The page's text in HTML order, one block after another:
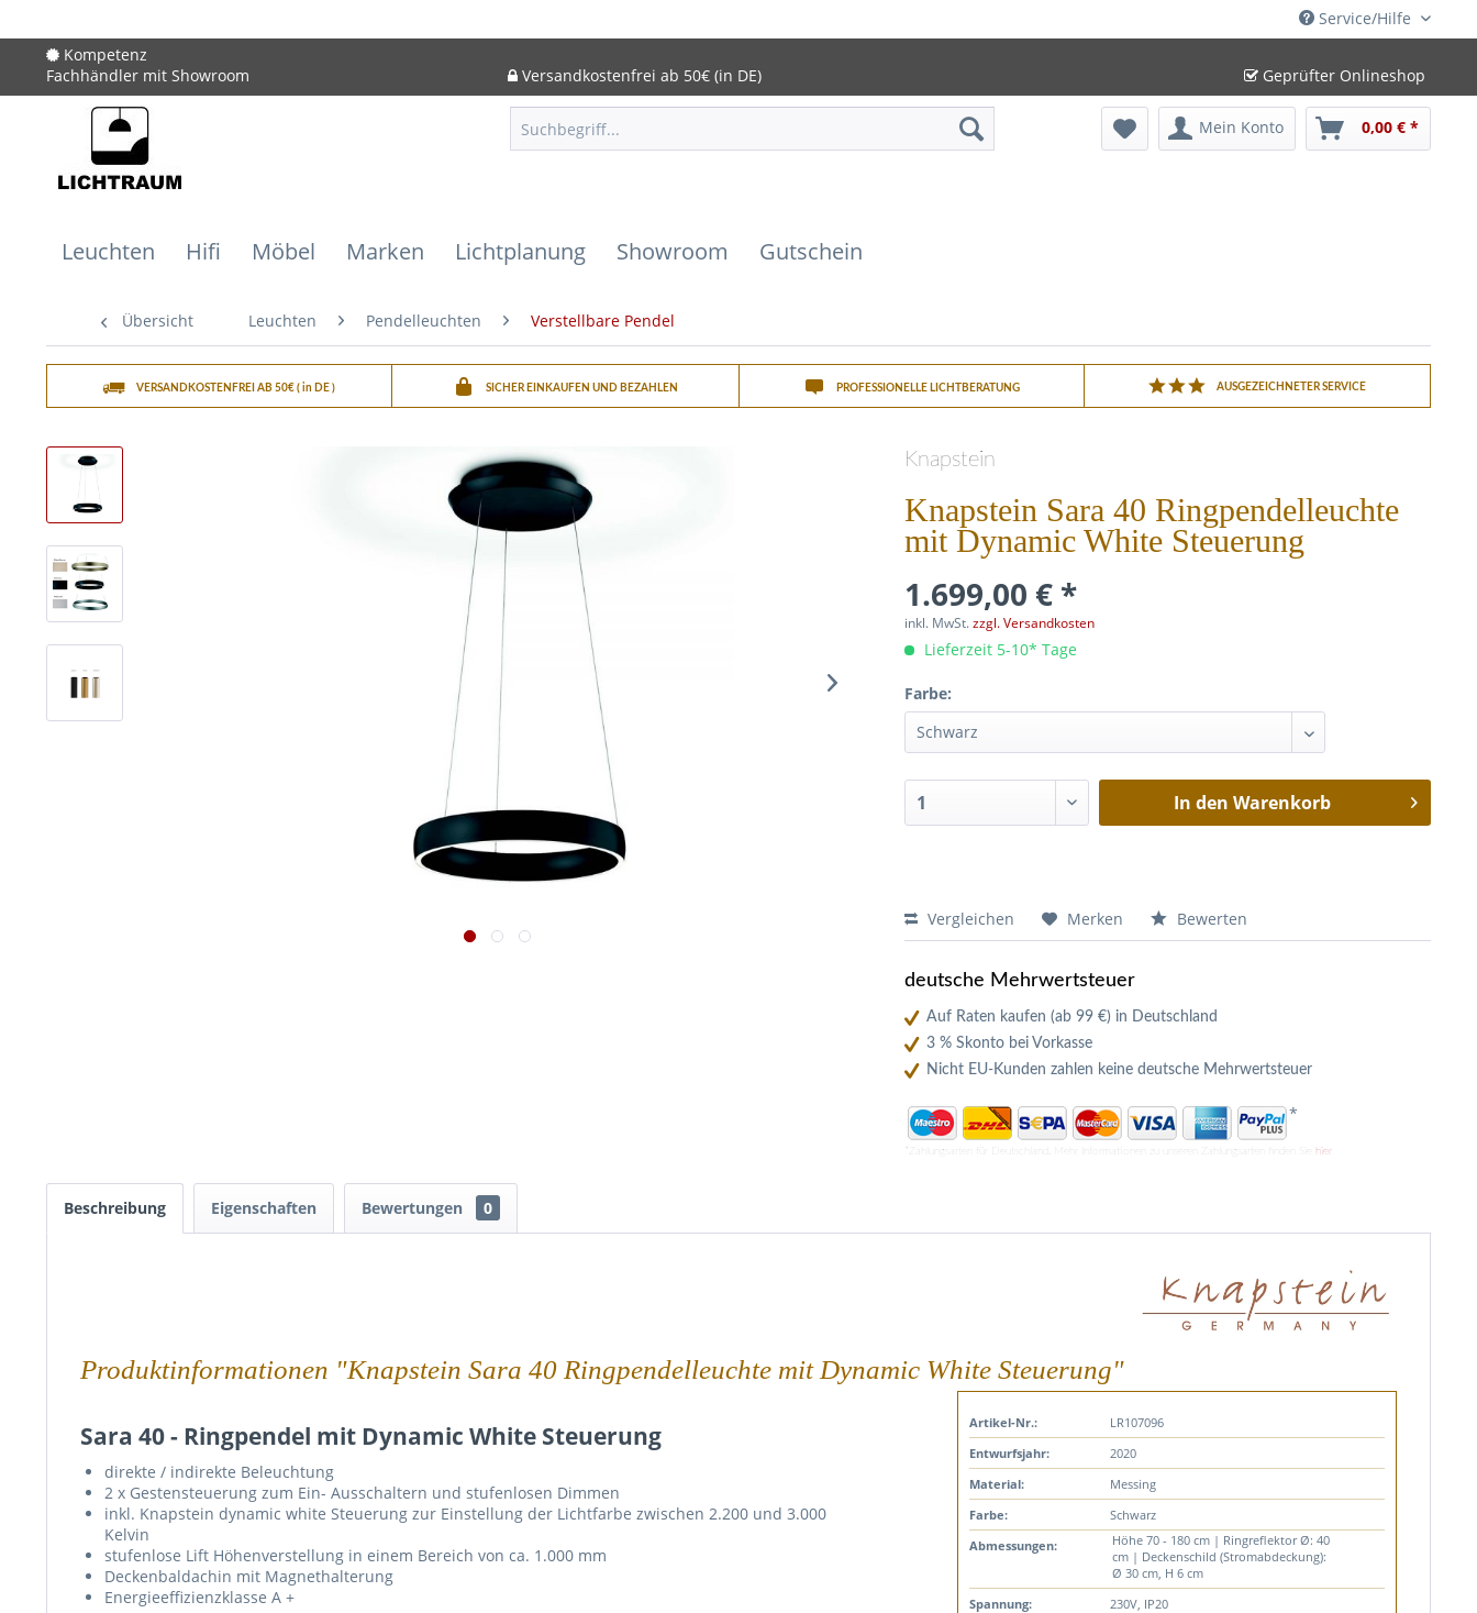
Service/Hilfe
Kompetenz
Fachhändler mit Showroom
Versandkostenfrei ab 50€ (in DE) Geprüfter Onlineshop
Mein Konto 0,00 € *
Leuchten Hifi Möbel Marken Lichtplanung Showroom Gutschein
Übersicht Leuchten Pendelleuchten Verstellbare Pendel
VERSANDKOSTENFREI AB 50€ ( in DE ) SICHER EINKAUFEN UND BEZAHLEN PROFESSIONELLE LICHTBERATUNG AUSGEZEICHNETER SERVICE
Knapstein
Knapstein Sara 40 Ringpendelleuchte
mit Dynamic White Steuerung
1.699,00 € *
inkl. MwSt.zzgl. Versandkosten
Lieferzeit 5-10* Tage
Farbe:
In den Warenkorb
Vergleichen Merken Bewerten
deutsche Mehrwertsteuer
Auf Raten kaufen (ab 99 €) in Deutschland
3 % Skonto bei Vorkasse
Nicht EU-Kunden zahlen keine deutsche Mehrwertsteuer
*
*Zahlungsarten für Deutschland. Mehr Informationen zu unseren Zahlungsarten finden Sie hier
Beschreibung Eigenschaften Bewertungen 0
Produktinformationen "Knapstein Sara 40 Ringpendelleuchte mit Dynamic White Steuerung"
Sara 40 - Ringpendel mit Dynamic White Steuerung
direkte / indirekte Beleuchtung
2 x Gestensteuerung zum Ein- Ausschaltern und stufenlosen Dimmen
inkl. Knapstein dynamic white Steuerung zur Einstellung der Lichtfarbe zwischen 2.200 und 3.000
Kelvin
stufenlose Lift Höhenverstellung in einem Bereich von ca. 1.000 mm
Deckenbaldachin mit Magnethalterung
Energieeffizienzklasse A +
Artikel-Nr.:
LR107096
Entwurfsjahr:
2020
Material:
Messing
Farbe:
Schwarz
Abmessungen:
Höhe 70 - 180 cm | Ringreflektor Ø: 40
cm | Deckenschild (Stromabdeckung):
Ø 30 cm, H 6 cm
Spannung:
230V, IP20